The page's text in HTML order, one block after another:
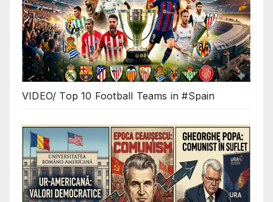
VIDEO/ Top 10 Football Teams in #Spain